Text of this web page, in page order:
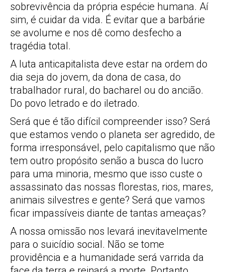
sobrevivência da própria espécie humana. Aí
sim, é cuidar da vida. É evitar que a barbárie
se avolume e nos dê como desfecho a
tragédia total.
A luta anticapitalista deve estar na ordem do
dia seja do jovem, da dona de casa, do
trabalhador rural, do bacharel ou do ancião.
Do povo letrado e do iletrado.
Será que é tão difícil compreender isso? Será
que estamos vendo o planeta ser agredido, de
forma irresponsável, pelo capitalismo que não
tem outro propósito senão a busca do lucro
para uma minoria, mesmo que isso custe o
assassinato das nossas florestas, rios, mares,
animais silvestres e gente? Será que vamos
ficar impassíveis diante de tantas ameaças?
A nossa omissão nos levará inevitavelmente
para o suicídio social. Não se tome
providência e a humanidade será varrida da